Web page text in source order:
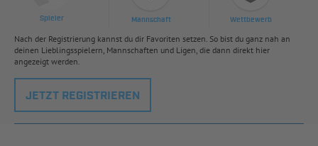
Spieler Mannschaft Wettbewerb
Nach der Registrierung kannst du dir Favoriten setzen. So bist du ganz nah an
deinen Lieblingsspielern, Mannschaften und Ligen, die dann direkt hier
angezeigt werden.
JETZT REGISTRIEREN